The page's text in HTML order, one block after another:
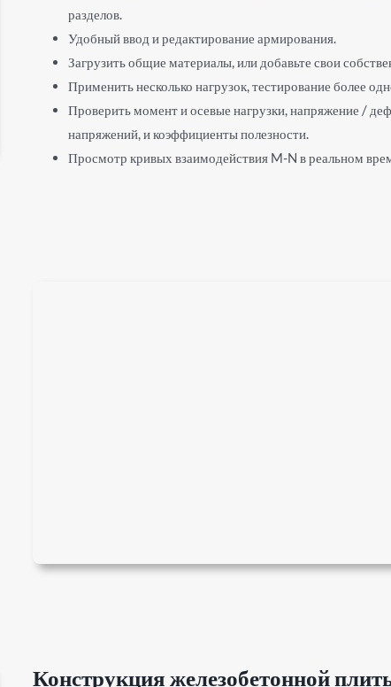
разделов.
Удобный ввод и редактирование армирования.
Загрузить общие материалы, или добавьте свои
Применить несколько нагрузок, тестирование более
Проверить момент и осевые нагрузки, напряжение /
напряжений, и коэффициенты полезности.
Просмотр кривых взаимодействия M-N в реальном
Конструкция железобетонной